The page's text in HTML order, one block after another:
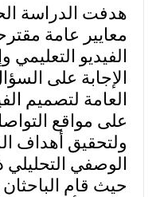
هدفت الدراسة
معايير عامة
الفيديو التعليمي
الإجابة على
العامة لتصميم
على مواقع
ولتحقيق أهداف
الوصفي